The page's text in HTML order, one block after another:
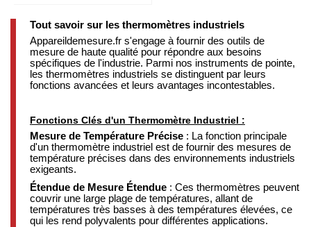
Tout savoir sur les thermomètres industriels
Appareildemesure.fr s'engage à fournir des outils de
mesure de haute qualité pour répondre aux besoins
spécifiques de l'industrie. Parmi nos instruments de pointe,
les thermomètres industriels se distinguent par leurs
fonctions avancées et leurs avantages incontestables.
Fonctions Clés d'un Thermomètre Industriel :
Mesure de Température Précise : La fonction principale
d'un thermomètre industriel est de fournir des mesures de
température précises dans des environnements industriels
exigeants.
Étendue de Mesure Étendue : Ces thermomètres peuvent
couvrir une large plage de températures, allant de
températures très basses à des températures élevées, ce
qui les rend polyvalents pour différentes applications.